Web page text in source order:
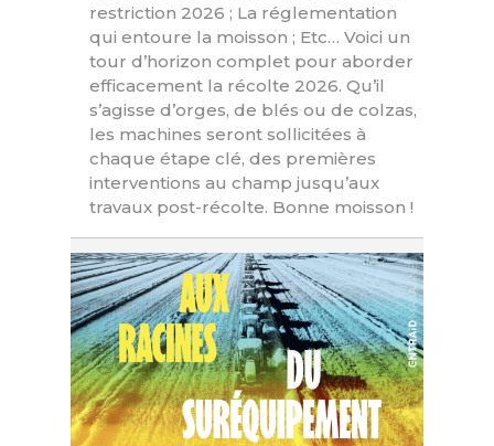
restriction 2026 ; La réglementation
qui entoure la moisson ; Etc… Voici un
tour d’horizon complet pour aborder
efficacement la récolte 2026. Qu’il
s’agisse d’orges, de blés ou de colzas,
les machines seront sollicitées à
chaque étape clé, des premières
interventions au champ jusqu’aux
travaux post-récolte. Bonne moisson !